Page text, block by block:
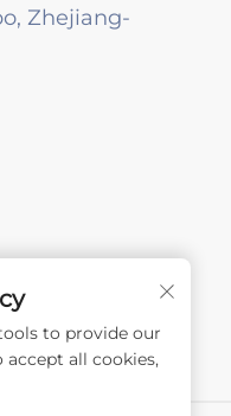
Zhejiang-
to provide our
all cookies,